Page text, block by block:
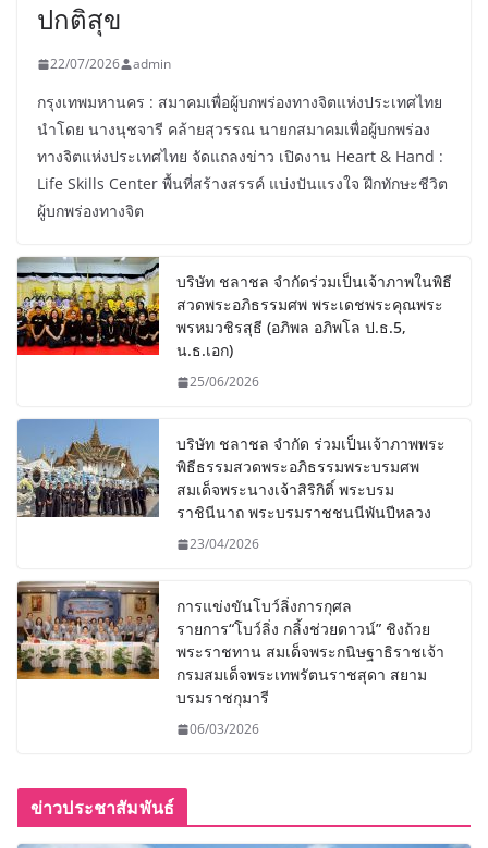
ปกติสุข
22/07/2026 admin
กรุงเทพมหานคร : สมาคมเพื่อผู้บกพร่องทางจิตแห่งประเทศไทย
นำโดย นางนุชจารี คล้ายสุวรรณ นายกสมาคมเพื่อผู้บกพร่อง
ทางจิตแห่งประเทศไทย จัดแถลงข่าว เปิดงาน Heart & Hand :
Life Skills Center พื้นที่สร้างสรรค์ แบ่งปันแรงใจ ฝึกทักษะชีวิต
ผู้บกพร่องทางจิต
บริษัท ชลาชล จำกัดร่วมเป็นเจ้าภาพในพิธี
สวดพระอภิธรรมศพ พระเดชพระคุณพระ
พรหมวชิรสุธี (อภิพล อภิพโล ป.ธ.5,
น.ธ.เอก)
25/06/2026
บริษัท ชลาชล จำกัด ร่วมเป็นเจ้าภาพพระ
พิธีธรรมสวดพระอภิธรรมพระบรมศพ
สมเด็จพระนางเจ้าสิริกิติ์ พระบรม
ราชินีนาถ พระบรมราชชนนีพันปีหลวง
23/04/2026
การแข่งขันโบว์ลิ่งการกุศล
รายการ“โบว์ลิ่ง กลิ้งช่วยดาวน์” ชิงถ้วย
พระราชทาน สมเด็จพระกนิษฐาธิราชเจ้า
กรมสมเด็จพระเทพรัตนราชสุดา สยาม
บรมราชกุมารี
06/03/2026
ข่าวประชาสัมพันธ์